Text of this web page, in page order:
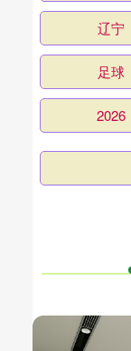
辽宁
足球
2026